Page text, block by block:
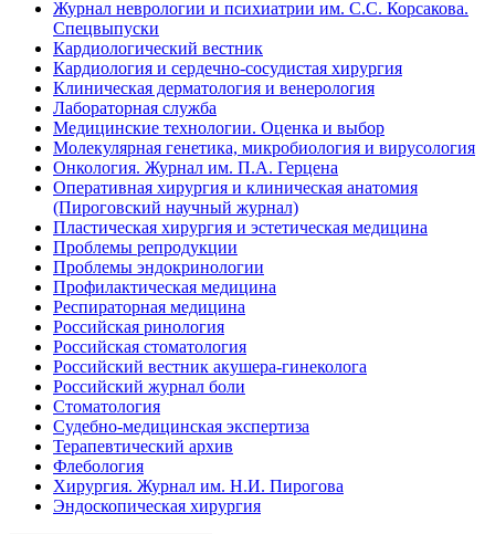
Журнал неврологии и психиатрии им. С.С. Корсакова.
Спецвыпуски
Кардиологический вестник
Кардиология и сердечно-сосудистая хирургия
Клиническая дерматология и венерология
Лабораторная служба
Медицинские технологии. Оценка и выбор
Молекулярная генетика, микробиология и вирусология
Онкология. Журнал им. П.А. Герцена
Оперативная хирургия и клиническая анатомия
(Пироговский научный журнал)
Пластическая хирургия и эстетическая медицина
Проблемы репродукции
Проблемы эндокринологии
Профилактическая медицина
Респираторная медицина
Российская ринология
Российская стоматология
Российский вестник акушера-гинеколога
Российский журнал боли
Стоматология
Судебно-медицинская экспертиза
Терапевтический архив
Флебология
Хирургия. Журнал им. Н.И. Пирогова
Эндоскопическая хирургия